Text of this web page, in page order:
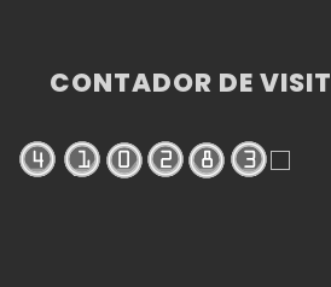
CONTADOR DE